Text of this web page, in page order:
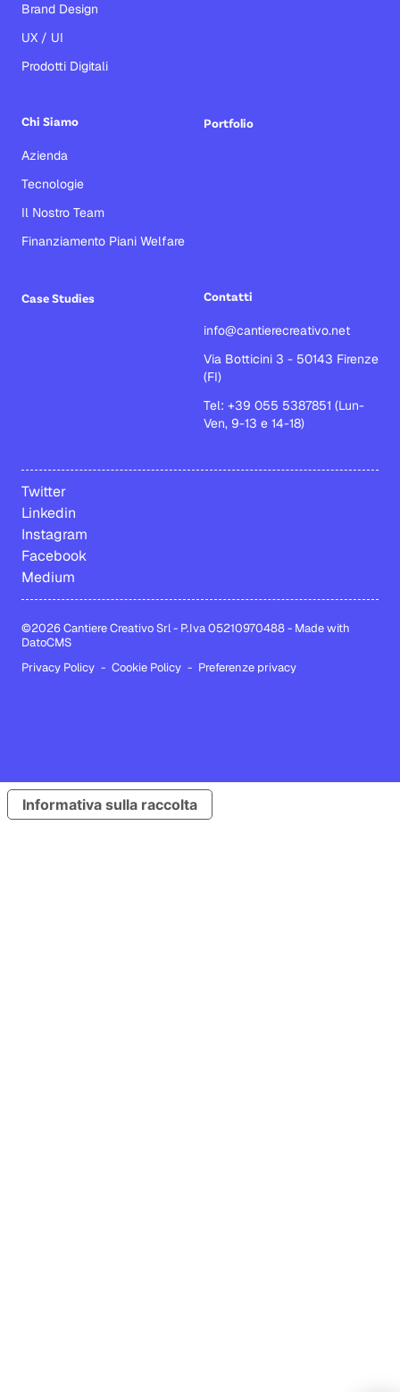
Brand Design
UX / UI
Prodotti Digitali
Chi Siamo
Azienda
Tecnologie
Il Nostro Team
Finanziamento Piani Welfare
Portfolio
Case Studies Contatti
info@cantierecreativo.net
Via Botticini 3 - 50143 Firenze
(FI)
Tel: +39 055 5387851 (Lun-
Ven, 9-13 e 14-18)
Twitter
Linkedin
Instagram
Facebook
Medium
©2026 Cantiere Creativo Srl - P.Iva 05210970488- Made with
DatoCMS
Privacy Policy - Cookie Policy - Preferenze privacy
Informativa sulla raccolta